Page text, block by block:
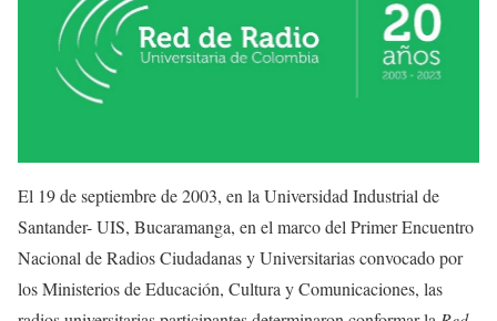
El 19 de septiembre de 2003, en la Universidad Industrial de
Santander- UIS, Bucaramanga, en el marco del Primer Encuentro
Nacional de Radios Ciudadanas y Universitarias convocado por
los Ministerios de Educación, Cultura y Comunicaciones, las